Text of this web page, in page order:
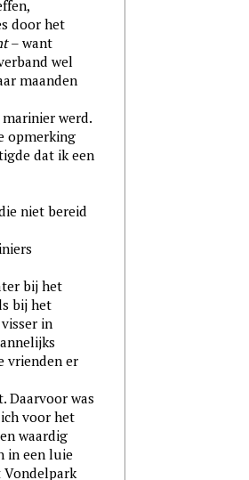
door het
– want
wel
maanden
werd.
opmerking
dat ik een
niet bereid
bij het
bij het
in
vrienden er
was
voor het
waardig
in een luie
Vondelpark